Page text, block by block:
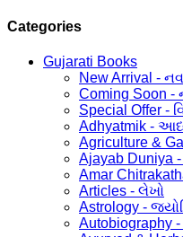
Categories
Gujarati Books
New Arrival -
Coming Soon -
Special Offer -
Adhyatmik -
Agriculture &
Ajayab
Amar
Articles - લેખો
Astrology -
Autobiography